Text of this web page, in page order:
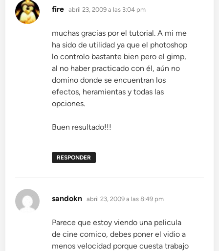
fire dice:
abril 23, 2009 a las 3:04 pm
muchas gracias por el tutorial. A mi me
ha sido de utilidad ya que el photoshop
lo controlo bastante bien pero el gimp,
al no haber practicado con él, aún no
domino donde se encuentran los
efectos, heramientas y todas las
opciones.
Buen resultado!!!
RESPONDER
sandokn dice:
abril 23, 2009 a las 8:49 pm
Parece que estoy viendo una pelicula
de cine comico, debes poner el vidio a
menos velocidad porque cuesta trabajo